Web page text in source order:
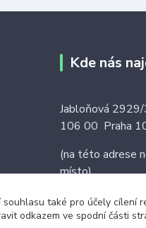
Kde nás
Jabloňová
106 00 Praha
(na této adrese
místo)
také pro účely
odkazem ve spodní části